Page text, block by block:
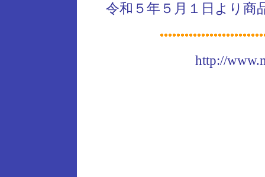
令和５年５月１日より商
http://